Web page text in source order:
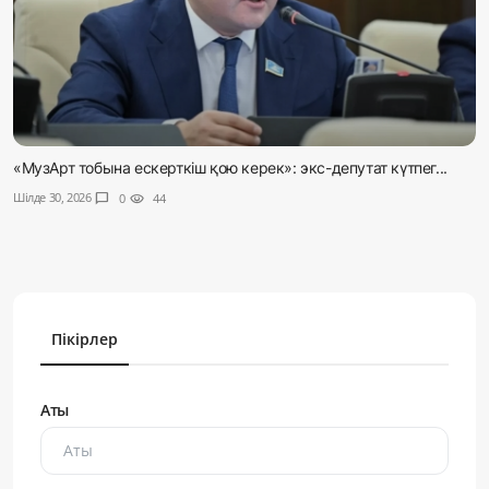
«МузАрт тобына ескерткіш қою керек»: экс-депутат күтпег...
Шілде 30, 2026 chat_bubble 0 visibility 44
Пікірлер
Аты